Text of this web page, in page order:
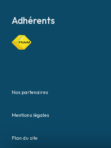
Adhérents
Nos partenaires
Mentions légales
Plan du site